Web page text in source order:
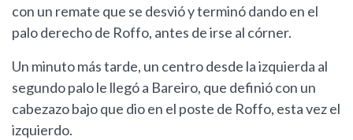
con un remate que se desvió y terminó dando en el
palo derecho de Roffo, antes de irse al córner.
Un minuto más tarde, un centro desde la izquierda al
segundo palo le llegó a Bareiro, que definió con un
cabezazo bajo que dio en el poste de Roffo, esta vez el
izquierdo.